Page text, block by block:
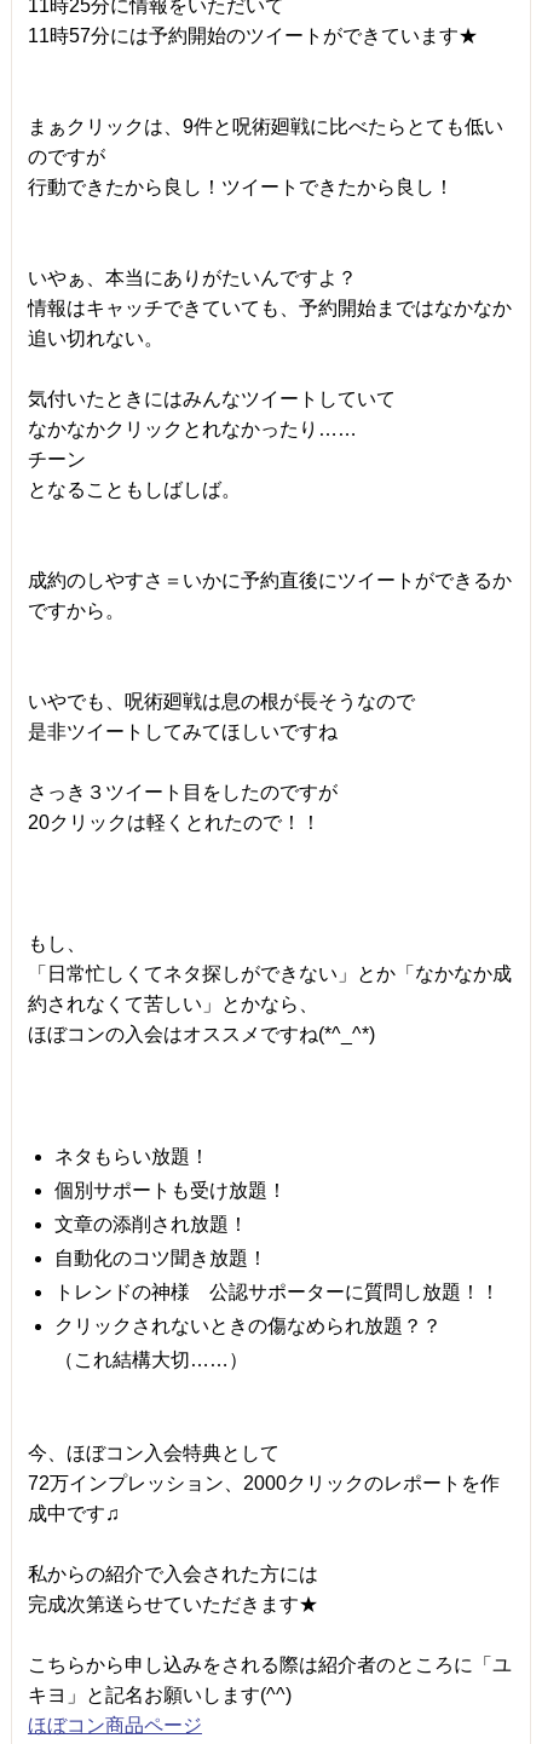
11時25分に情報をいただいて
11時57分には予約開始のツイートができています★
まぁクリックは、9件と呪術廻戦に比べたらとても低い
のですが
行動できたから良し！ツイートできたから良し！
いやぁ、本当にありがたいんですよ？
情報はキャッチできていても、予約開始まではなかなか
追い切れない。
気付いたときにはみんなツイートしていて
なかなかクリックとれなかったり……
チーン
となることもしばしば。
成約のしやすさ＝いかに予約直後にツイートができるか
ですから。
いやでも、呪術廻戦は息の根が長そうなので
是非ツイートしてみてほしいですね
さっき３ツイート目をしたのですが
20クリックは軽くとれたので！！
もし、
「日常忙しくてネタ探しができない」とか「なかなか成
約されなくて苦しい」とかなら、
ほぼコンの入会はオススメですね(*^_^*)
ネタもらい放題！
個別サポートも受け放題！
文章の添削され放題！
自動化のコツ聞き放題！
トレンドの神様 公認サポーターに質問し放題！！
クリックされないときの傷なめられ放題？？
（これ結構大切……）
今、ほぼコン入会特典として
72万インプレッション、2000クリックのレポートを作
成中です♫
私からの紹介で入会された方には
完成次第送らせていただきます★
こちらから申し込みをされる際は紹介者のところに「ユ
キヨ」と記名お願いします(^^)
ほぼコン商品ページ